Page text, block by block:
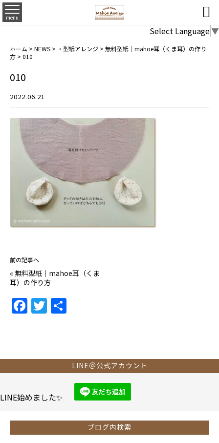
menu 
Select Language▼
ホーム > NEWS > ・型紙アレンジ > 無料型紙｜mahoe耳（くま耳）の作り
方 > 010
010
2022.06.21
前の記事へ
« 無料型紙｜mahoe耳（くま
耳）の作り方
F
a
b
o
k
T
w
LINE＠公式アカウント
LINE始めました✨
ブログ内検索